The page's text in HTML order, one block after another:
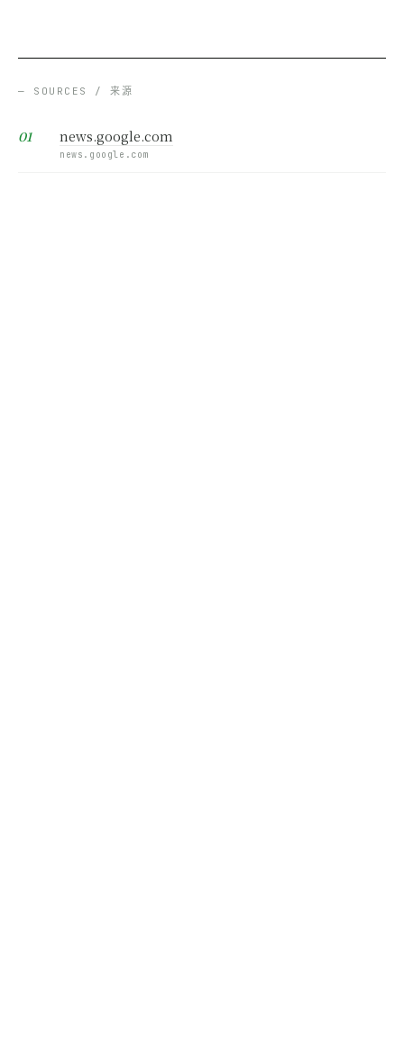
— SOURCES / 来源
news.google.com
news.google.com